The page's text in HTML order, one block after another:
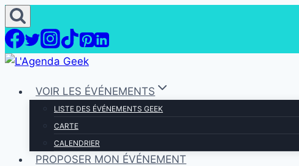
Aller
au
contenu
VOIR LES ÉVÉNEMENTS
LISTE DES ÉVÉNEMENTS GEEK
CARTE
CALENDRIER
PROPOSER MON ÉVÉNEMENT